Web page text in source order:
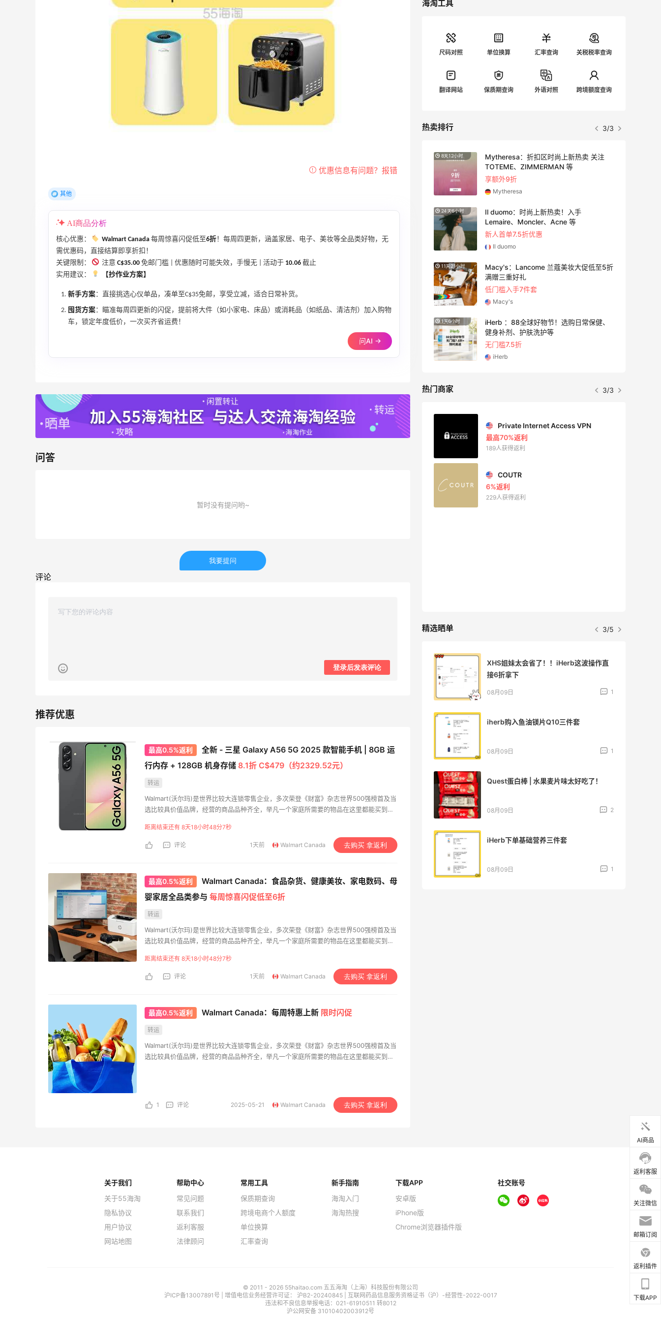
其他
AI商品分析
核心优惠： Walmart Canada 每周惊喜闪促低至6折！每周四更新，涵盖家居、电子、美妆等全品类好物，无
需优惠码，直接结算即享折扣！
关键限制：
注意 C$35.00 免邮门槛 | 优惠随时可能失效，手慢无 | 活动于 10.06 截止
实用建议：
【抄作业方案】
新手方案：直接挑选心仪单品，凑单至C$35免邮，享受立减，适合日常补货。
囤货方案：瞄准每周四更新的闪促，提前将大件（如小家电、床品）或消耗品（如纸品、清洁剂）加入购物
车，锁定年度低价，一次买齐省运费！
问AI →
问答
暂时没有提问哟~
我要提问
评论
登录后发表评论
最高0.5%返利
全新 - 三星 Galaxy A56 5G 2025 款智能手机 | 8GB 运
行内存 + 128GB 机身存储 8.1折 C$479（约2329.52元）
转运
Walmart(沃尔玛)是世界比较大连锁零售企业，多次荣登《财富》杂志世界500强榜首及当
选比较具价值品牌，经营的商品品种齐全，举凡一个家庭所需要的物品在这里都能买到，
汽车配件、小型游船等等，一应俱全。
距离结束还有 8天18小时48分6秒
评论 1天前 Walmart Canada 去购买 拿返利
最高0.5%返利
Walmart Canada：食品杂货、健康美妆、家电数码、母
婴家居全品类参与 每周惊喜闪促低至6折
转运
Walmart(沃尔玛)是世界比较大连锁零售企业，多次荣登《财富》杂志世界500强榜首及当
选比较具价值品牌，经营的商品品种齐全，举凡一个家庭所需要的物品在这里都能买到，
汽车配件、小型游船等等，一应俱全。
距离结束还有 8天18小时48分6秒
评论 1天前 Walmart Canada 去购买 拿返利
最高0.5%返利 Walmart Canada：每周特惠上新 限时闪促
转运
Walmart(沃尔玛)是世界比较大连锁零售企业，多次荣登《财富》杂志世界500强榜首及当
选比较具价值品牌，经营的商品品种齐全，举凡一个家庭所需要的物品在这里都能买到，
1 评论 2025-05-21 Walmart Canada 去购买 拿返利
海淘工具
尺码对照 单位换算 汇率查询 关税税率查询
翻译网站 保质期查询 外语对照 跨境额度查询
热卖排行 3/3
Bloomingdales：时尚热卖！入手珑骧、
Tory Burch、拉夫劳伦等
每满$100返$25礼卡
Bloomingdales
Shu Uemura：植村秀彩妆特惠 入热销洁
颜油系列
无门槛7折 会员6.5折
Space NK UK：美妆护肤大促！入Lisa
Space NK UK
史低价2000元不到
18小时
BELK：美妆闪促！入手雅诗兰黛、
正价8折+部分送礼
3天18小时
Columbia Sportswear：夏季大促！哥伦
低至6折
满$200享8.5折优惠+部分送好礼
Bloomingdales
8天12小时
Mytheresa：折扣区时尚上新热卖 关注
TOTEME、ZIMMERMAN 等
享额外9折
Mytheresa
24天6小时
Il duomo：时尚上新热卖！入手
Lemaire、Moncler、Acne 等
新人首单7.5折优惠
Il duomo
11天21小时
Macy's：Lancome 兰蔻美妆大促低至5折
满赠三重好礼
低门槛入手7件套
Macy's
1天6小时
iHerb ：88全球好物节！选购日常保健、
健身补剂、护肤洗护等
无门槛7.5折
iHerb
热门商家 3/3
Mac Duggal
最高2%返利
ERGO Baby
4%返利
Private Internet Access VPN
最高70%返利
189人获得返利
COUTR
6%返利
229人获得返利
精选晒单 3/5
0
1688买儿童电动摩托车玩具～高配置低价
08月09日 0
我的本命粉扑-毛吉吉5.0s气垫粉扑补货
天猫超市买到超极划算的高露洁牙膏～
08月09日
08月09日
奥尔良烤鸡腿+爆炒鱿鱼须还不错哦～小
XHS姐妹太会省了！！iHerb这波操作直
接6折拿下
08月09日 1
iherb购入鱼油镁片Q10三件套
08月09日 1
Quest蛋白棒 | 水果麦片味太好吃了！
08月09日 2
iHerb下单基础营养三件套
08月09日 1
AI商品
返利客服
关注微信
邮箱订阅
返利插件
下载APP
关于我们
关于55海淘
隐私协议
用户协议
网站地图
帮助中心
常见问题
联系我们
返利客服
法律顾问
常用工具
保质期查询
跨境电商个人额度
单位换算
汇率查询
新手指南
海淘入门
海淘热搜
下载APP
安卓版
iPhone版
Chrome浏览器插件版
社交账号
© 2011 - 2026 55haitao.com 五五海淘（上海）科技股份有限公司
沪ICP备13007891号
| 增值电信业务经营许可证： 沪B2-20240845
互联网药品信息服务资格证书（沪）-经营性-2022-0017
违法和不良信息举报电话：021-61910511 转8012
沪公网安备 31010402003912号